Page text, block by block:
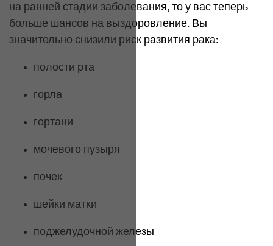
на ранней стадии заболевания, то у вас теперь
больше шансов на выздоровление. Вы
значительно снизили риск развития рака:
полости рта
горла
гортани
мочевого пузыря
почек
шейки матки
поджелудочной железы